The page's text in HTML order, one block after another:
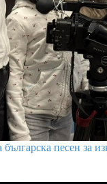
песен за